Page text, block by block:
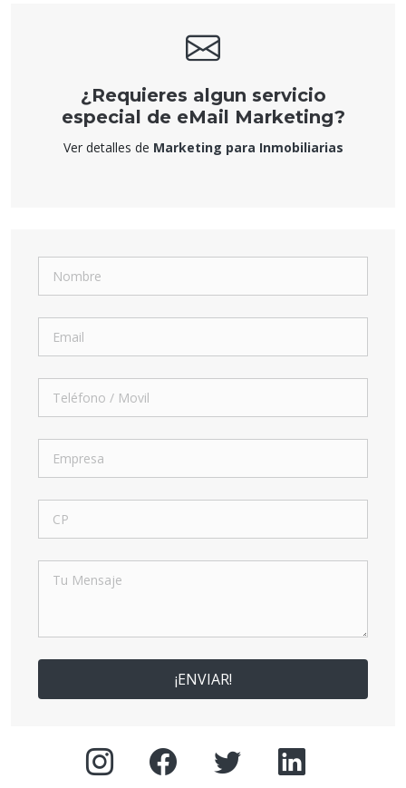
¿Requieres algun servicio
especial de eMail Marketing?
Ver detalles de Marketing para Inmobiliarias
¡ENVIAR!